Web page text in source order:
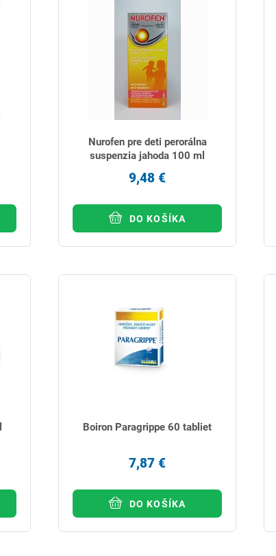
Nurofen pre deti perorálna
suspenzia jahoda 100 ml
9,48 €
DO KOŠÍKA
Boiron Paragrippe 60 tabliet
7,87 €
DO KOŠÍKA